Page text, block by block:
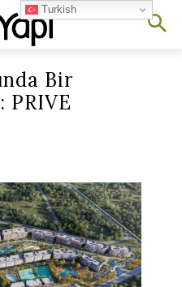
Bir
PRIVE
Turkish